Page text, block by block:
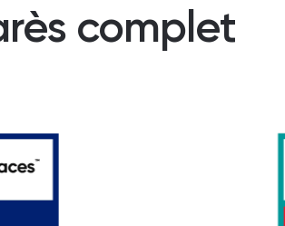
complet